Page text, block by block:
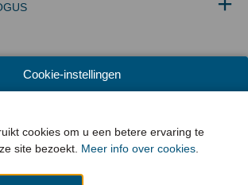
Cookie-instellingen
cookies om u een betere ervaring te
site bezoekt. Meer info over cookies